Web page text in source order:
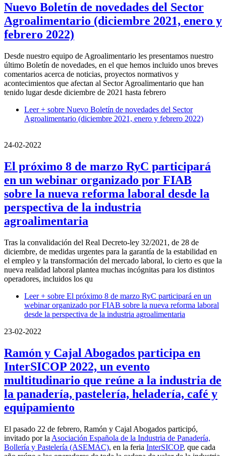
Nuevo Boletín de novedades del Sector
Agroalimentario (diciembre 2021, enero y
febrero 2022)
Desde nuestro equipo de Agroalimentario les presentamos nuestro
último Boletín de novedades, en el que hemos incluido unos breves
comentarios acerca de noticias, proyectos normativos y
acontecimientos que afectan al Sector Agroalimentario que han
tenido lugar desde diciembre de 2021 hasta febrero
Leer + sobre Nuevo Boletín de novedades del Sector
Agroalimentario (diciembre 2021, enero y febrero 2022)
24-02-2022
El próximo 8 de marzo RyC participará
en un webinar organizado por FIAB
sobre la nueva reforma laboral desde la
perspectiva de la industria
agroalimentaria
Tras la convalidación del Real Decreto-ley 32/2021, de 28 de
diciembre, de medidas urgentes para la garantía de la estabilidad en
el empleo y la transformación del mercado laboral, lo cierto es que la
nueva realidad laboral plantea muchas incógnitas para los distintos
operadores, incluidos los qu
Leer + sobre El próximo 8 de marzo RyC participará en un
webinar organizado por FIAB sobre la nueva reforma laboral
desde la perspectiva de la industria agroalimentaria
23-02-2022
Ramón y Cajal Abogados participa en
InterSICOP 2022, un evento
multitudinario que reúne a la industria de
la panadería, pastelería, heladería, café y
equipamiento
El pasado 22 de febrero, Ramón y Cajal Abogados participó,
invitado por la Asociación Española de la Industria de Panadería,
Bollería y Pastelería (ASEMAC), en la feria InterSICOP, que cada